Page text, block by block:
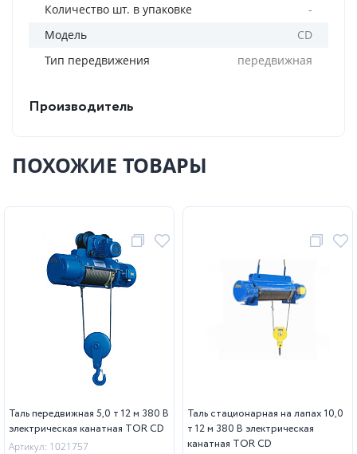
Количество шт. в упаковке
-
Модель
CD
Тип передвижения
передвижная
Производитель
ПОХОЖИЕ ТОВАРЫ
Таль передвижная 5,0 т 12 м 380 В
электрическая канатная TOR CD
Артикул: 1021757
Таль стационарная на лапах 10,0
т 12 м 380 В электрическая
канатная TOR CD